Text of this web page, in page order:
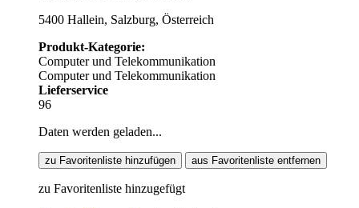
5400 Hallein, Salzburg, Österreich
Produkt-Kategorie:
Computer und Telekommunikation
Computer und Telekommunikation
Lieferservice
96
Daten werden geladen...
zu Favoritenliste hinzufügen aus Favoritenliste entfernen
zu Favoritenliste hinzugefügt